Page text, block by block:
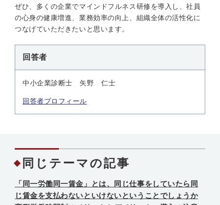
ぜひ、多くの企業でマインドフルネス研修を導入し、社員
の心身の健康増進、業務効率の向上、組織全体の活性化に
つなげていただきたいと思います。
回答者
中小企業診断士 矢野 仁士
回答者プロフィール
同じテーマの記事
「同一労働同一賃金」とは、同じ仕事をしていたら同
じ賃金を支払わないといけないということでしょうか